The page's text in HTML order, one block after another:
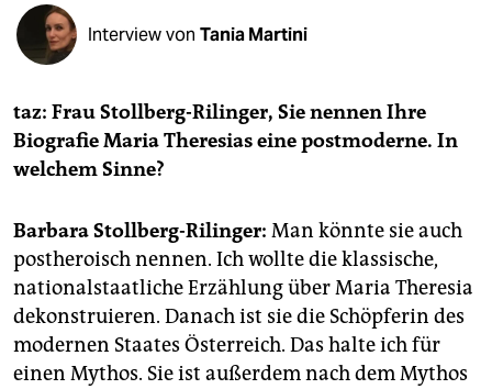
fragen & hilfe
abo
genossenschaft
Interview von Tania Martini
taz: Frau Stollberg-Rilinger, Sie nennen Ihre
Biografie Maria Theresias eine postmoderne. In
welchem Sinne?
Barbara Stollberg-Rilinger: Man könnte sie auch
postheroisch nennen. Ich wollte die klassische,
nationalstaatliche Erzählung über Maria Theresia
dekonstruieren. Danach ist sie die Schöpferin des
modernen Staates Österreich. Das halte ich für
einen Mythos. Sie ist außerdem nach dem Mythos